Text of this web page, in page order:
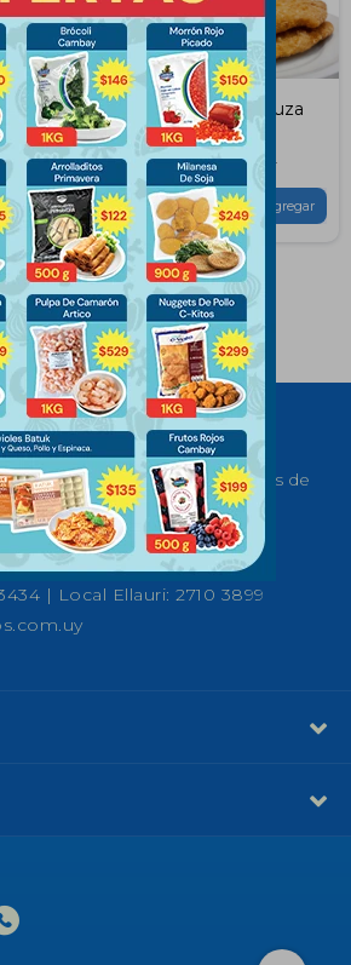
Milanesas de merluza
Portobelo 1 KG
$ 459 $ 499
- +
ayuda?
08:30 a 21:00 horas y Domingos de
Montevideo
| Local Ellauri: 2710 3899